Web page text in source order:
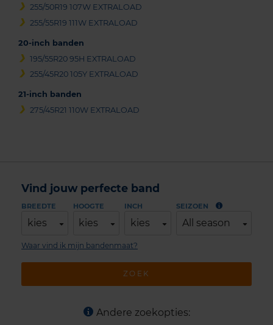
255/50R19 107W EXTRALOAD
255/55R19 111W EXTRALOAD
20-inch banden
195/55R20 95H EXTRALOAD
255/45R20 105Y EXTRALOAD
21-inch banden
275/45R21 110W EXTRALOAD
Vind jouw perfecte band
BREEDTE
kies
HOOGTE
kies
INCH
kies
SEIZOEN
All season
ZOEK
Waar vind ik mijn bandenmaat?
Andere zoekopties: